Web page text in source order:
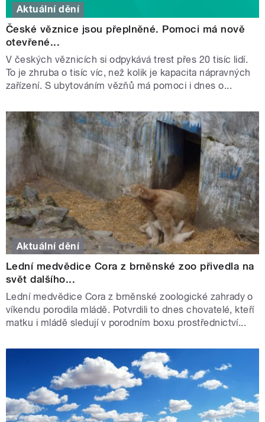
Aktuální dění
České věznice jsou přeplněné. Pomoci má nově
otevřené...
V českých věznicích si odpykává trest přes 20 tisíc lidí.
To je zhruba o tisíc víc, než kolik je kapacita nápravných
zařízení. S ubytováním vězňů má pomoci i dnes o...
Aktuální dění
Lední medvědice Cora z brněnské zoo přivedla na
svět dalšího...
Lední medvědice Cora z brněnské zoologické zahrady o
víkendu porodila mládě. Potvrdili to dnes chovatelé, kteří
matku i mládě sledují v porodním boxu prostřednictví...